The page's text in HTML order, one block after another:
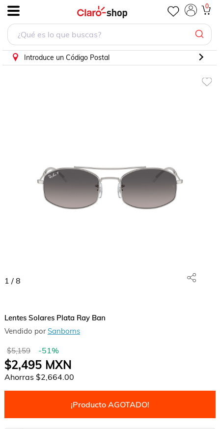
0
Introduce un Código Postal
1 / 8
Lentes Solares Plata Ray Ban
Vendido por Sanborns
$5,159 -51%
$2,495MXN
Ahorras $2,664.00
¡Producto AGOTADO!
Lentes Solares Plata Ray Ban